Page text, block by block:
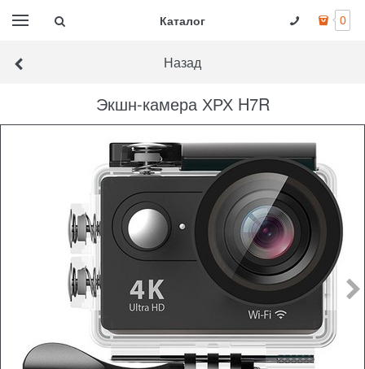
Каталог 0
Назад
Экшн-камера ХРХ H7R